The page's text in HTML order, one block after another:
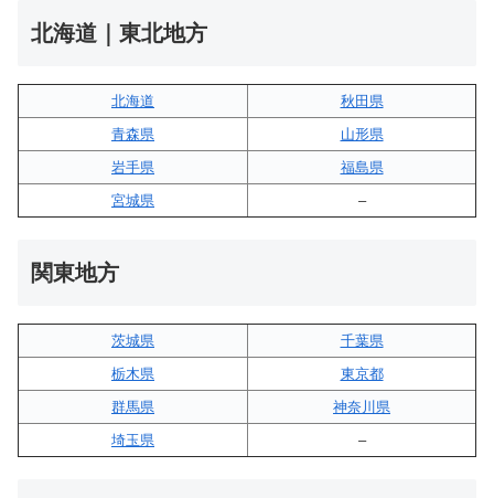
北海道｜東北地方
北海道
秋田県
青森県
山形県
岩手県
福島県
宮城県
–
関東地方
茨城県
千葉県
栃木県
東京都
群馬県
神奈川県
埼玉県
–